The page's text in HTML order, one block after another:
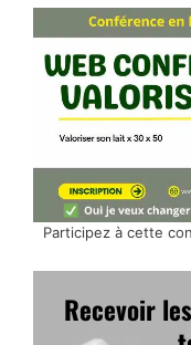
Participez à cette